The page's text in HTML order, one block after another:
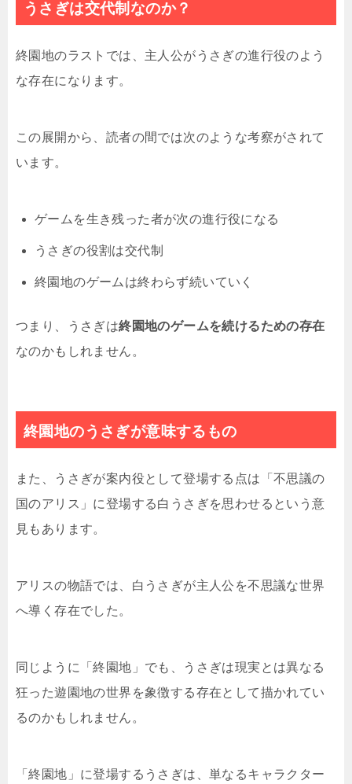
うさぎは交代制なのか？
終園地のラストでは、主人公がうさぎの進行役のよう
な存在になります。
この展開から、読者の間では次のような考察がされて
います。
ゲームを生き残った者が次の進行役になる
うさぎの役割は交代制
終園地のゲームは終わらず続いていく
つまり、うさぎは終園地のゲームを続けるための存在
なのかもしれません。
終園地のうさぎが意味するもの
また、うさぎが案内役として登場する点は「不思議の
国のアリス」に登場する白うさぎを思わせるという意
見もあります。
アリスの物語では、白うさぎが主人公を不思議な世界
へ導く存在でした。
同じように「終園地」でも、うさぎは現実とは異なる
狂った遊園地の世界を象徴する存在として描かれてい
るのかもしれません。
「終園地」に登場するうさぎは、単なるキャラクター